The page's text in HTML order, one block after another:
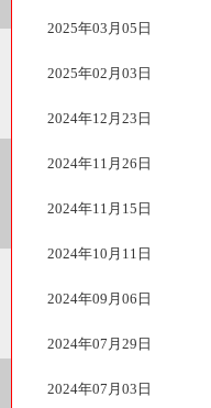
2025年03月05日
2025年02月03日
2024年12月23日
2024年11月26日
2024年11月15日
2024年10月11日
2024年09月06日
2024年07月29日
2024年07月03日